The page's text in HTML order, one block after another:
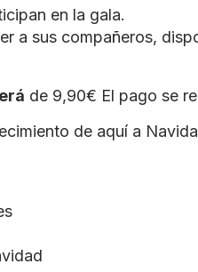
en la gala.
a sus compañeros,
de 9,90€ El pago se
de aquí a